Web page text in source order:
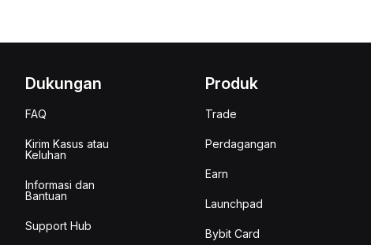
Dukungan
FAQ
Kirim Kasus atau
Keluhan
Informasi dan
Bantuan
Support Hub
Produk
Trade
Perdagangan
Earn
Launchpad
Bybit Card